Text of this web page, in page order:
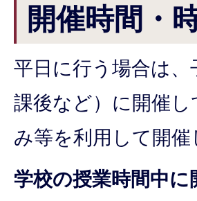
開催時間・
平日に行う場合は
課後など）に開催
み等を利用して開
学校の授業時間中